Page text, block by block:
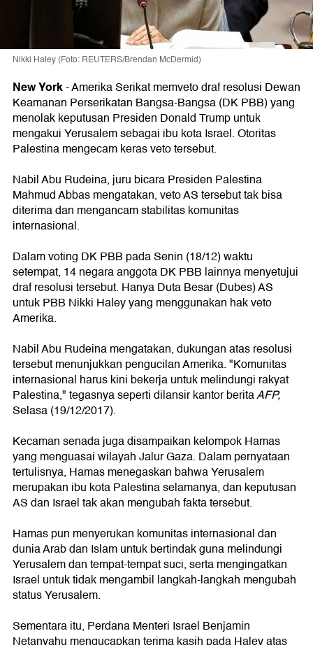
Nikki Haley (Foto: REUTERS/Brendan McDermid)
New York-Amerika Serikat memveto draf resolusi Dewan
Keamanan Perserikatan Bangsa-Bangsa (DK PBB) yang
menolak keputusan Presiden Donald Trump untuk
mengakui Yerusalem sebagai ibu kota Israel. Otoritas
Palestina mengecam keras veto tersebut.
Nabil Abu Rudeina, juru bicara Presiden Palestina
Mahmud Abbas mengatakan, veto AS tersebut tak bisa
diterima dan mengancam stabilitas komunitas
internasional.
Dalam voting DK PBB pada Senin (18/12) waktu
setempat, 14 negara anggota DK PBB lainnya menyetujui
draf resolusi tersebut. Hanya Duta Besar (Dubes) AS
untuk PBB Nikki Haley yang menggunakan hak veto
Amerika.
Nabil Abu Rudeina mengatakan, dukungan atas resolusi
tersebut menunjukkan pengucilan Amerika. "Komunitas
internasional harus kini bekerja untuk melindungi rakyat
Palestina," tegasnya seperti dilansir kantor beritaAFP,
Selasa (19/12/2017).
Kecaman senada juga disampaikan kelompok Hamas
yang menguasai wilayah Jalur Gaza. Dalam pernyataan
tertulisnya, Hamas menegaskan bahwa Yerusalem
merupakan ibu kota Palestina selamanya, dan keputusan
AS dan Israel tak akan mengubah fakta tersebut.
Hamas pun menyerukan komunitas internasional dan
dunia Arab dan Islam untuk bertindak guna melindungi
Yerusalem dan tempat-tempat suci, serta mengingatkan
Israel untuk tidak mengambil langkah-langkah mengubah
status Yerusalem.
Sementara itu, Perdana Menteri Israel Benjamin